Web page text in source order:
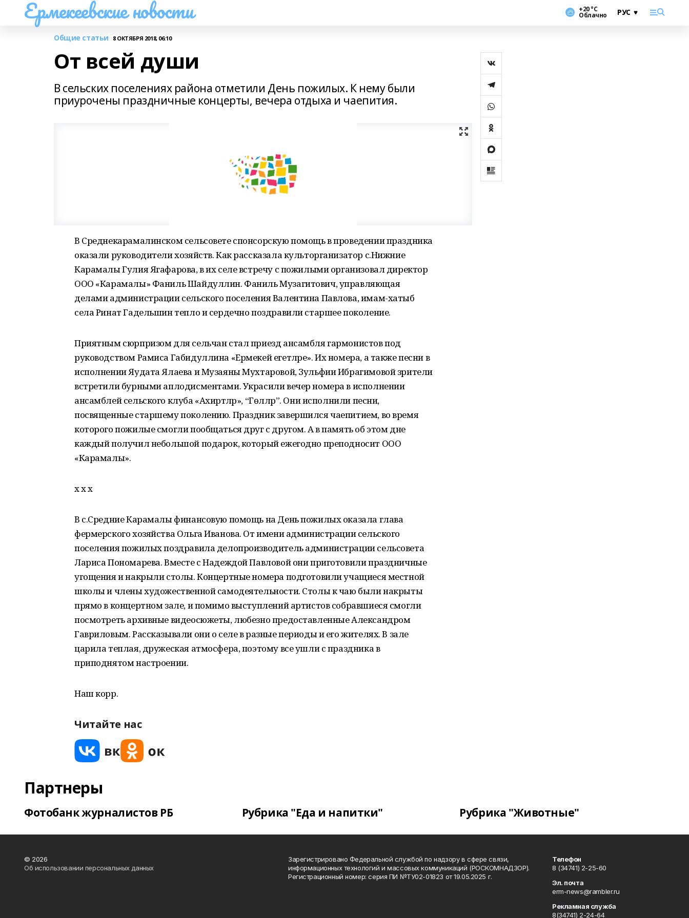
Ермекеевские новости +20 °С
Облачно
Общие статьи 8 ОКТЯБРЯ 2018, 06:10
От всей души
В сельских поселениях района отметили День пожилых. К нему были
приурочены праздничные концерты, вечера отдыха и чаепития.
В Среднекарамалинском сельсовете спонсорскую помощь в проведении праздника
оказали руководители хозяйств. Как рассказала культорганизатор с.Нижние
Карамалы Гулия Ягафарова, в их селе встречу с пожилыми организовал директор
ООО «Карамалы» Фаниль Шайдуллин. Фаниль Музагитович, управляющая
делами администрации сельского поселения Валентина Павлова, имам-хатыб
села Ринат Гадельшин тепло и сердечно поздравили старшее поколение.
Приятным сюрпризом для сельчан стал приезд ансамбля гармонистов под
руководством Рамиса Габидуллина «Ермекей егетләре». Их номера, а также песни в
исполнении Яудата Ялаева и Музаяны Мухтаровой, Зульфии Ибрагимовой зрители
встретили бурными аплодисментами. Украсили вечер номера в исполнении
ансамблей сельского клуба «Ахирәтләр», “Гөлләр”. Они исполнили песни,
посвященные старшему поколению. Праздник завершился чаепитием, во время
которого пожилые смогли пообщаться друг с другом. А в память об этом дне
каждый получил небольшой подарок, который ежегодно преподносит ООО
«Карамалы».
х х х
В с.Средние Карамалы финансовую помощь на День пожилых оказала глава
фермерского хозяйства Ольга Иванова. От имени администрации сельского
поселения пожилых поздравила делопроизводитель администрации сельсовета
Лариса Пономарева. Вместе с Надеждой Павловой они приготовили праздничные
угощения и накрыли столы. Концертные номера подготовили учащиеся местной
школы и члены художественной самодеятельности. Столы к чаю были накрыты
прямо в концертном зале, и помимо выступлений артистов собравшиеся смогли
посмотреть архивные видеосюжеты, любезно предоставленные Александром
Гавриловым. Рассказывали они о селе в разные периоды и его жителях. В зале
царила теплая, дружеская атмосфера, поэтому все ушли с праздника в
приподнятом настроении.
Наш корр.
Читайте нас
Партнеры
Фотобанк журналистов РБ Рубрика "Еда и напитки" Рубрика "Животные"
© 2026
Об использовании персональных данных
Зарегистрировано Федеральной службой по надзору в сфере связи,
информационных технологий и массовых коммуникаций (РОСКОМНАДЗОР).
Регистрационный номер: серия ПИ №ТУ02-01823 от 19.05.2025 г.
Телефон
8 (34741) 2-25-60
Эл. почта
erm-news@rambler.ru
Рекламная служба
8(34741) 2-24-64